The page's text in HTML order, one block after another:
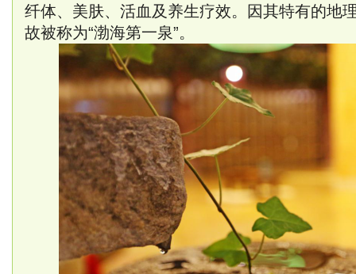
纤体、美肤、活血及养生疗效。因其特有的地
故被称为“渤海第一泉”。